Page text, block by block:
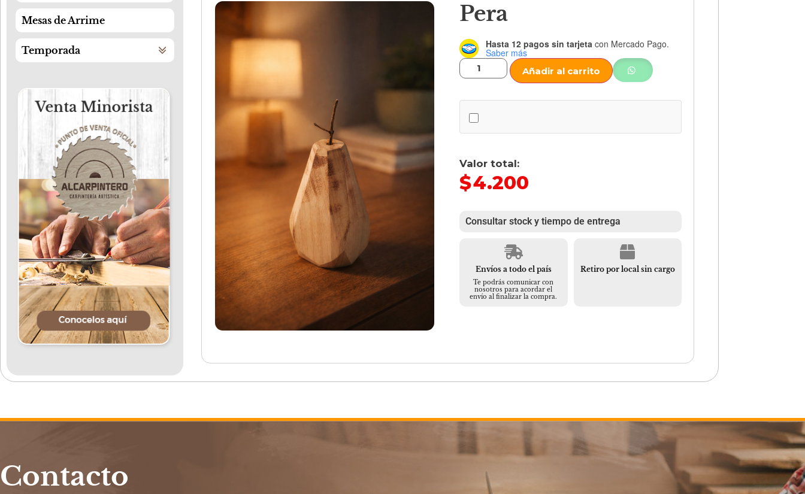
Mesas de Arrime
Temporada
Pera
Hasta 12 pagos sin tarjeta con Mercado Pago.
Saber más
Añadir al carrito
Valor total:
$4.200
Consultar stock y tiempo de entrega
Envíos a todo el país
Te podrás comunicar con
nosotros para acordar el
envío al finalizar la compra.
Retiro por local sin cargo
Contacto